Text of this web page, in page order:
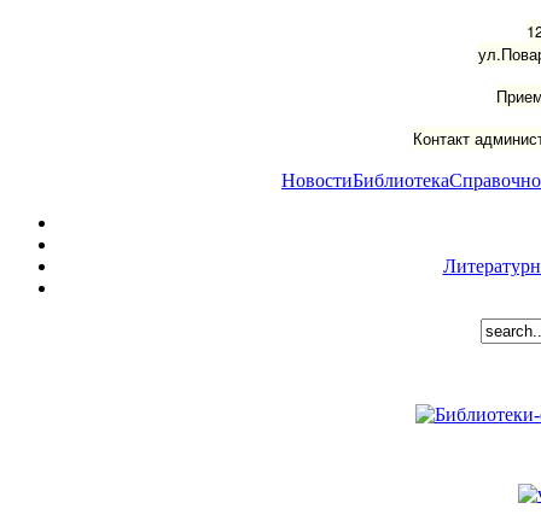
Контакт
НовостиБиблиотека